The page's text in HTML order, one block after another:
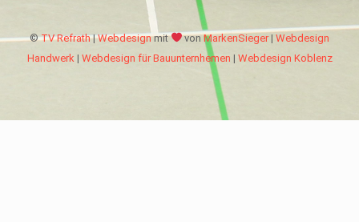
©TV Refrath|Webdesignmit vonMarkenSieger|Webdesign
Handwerk| Webdesign für Bauunternhemen | Webdesign Koblenz